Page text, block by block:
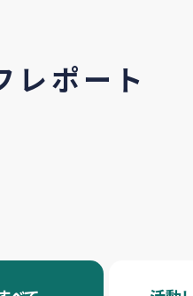
レポート